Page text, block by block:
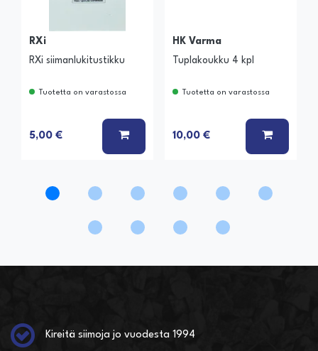
RXi
RXi siimanlukitustikku
Tuotetta on varastossa
5,00 € LISÄÄ KORIIN
HK Varma
Tuplakoukku 4 kpl
Tuotetta on varastossa
10,00 € LISÄÄ
Kireitä siimoja jo vuodesta 1994